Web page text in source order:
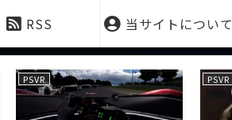
RSS 当サイトについて
PSVR PSVR